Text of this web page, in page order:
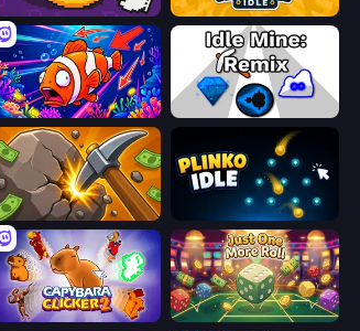
Money Maker Ragdoll Factory Idle
Fish Catch Idle Idle Mine: Remix
Mine Clicker Plinko Idle
Capybara Clicker 2 Just One More Roll